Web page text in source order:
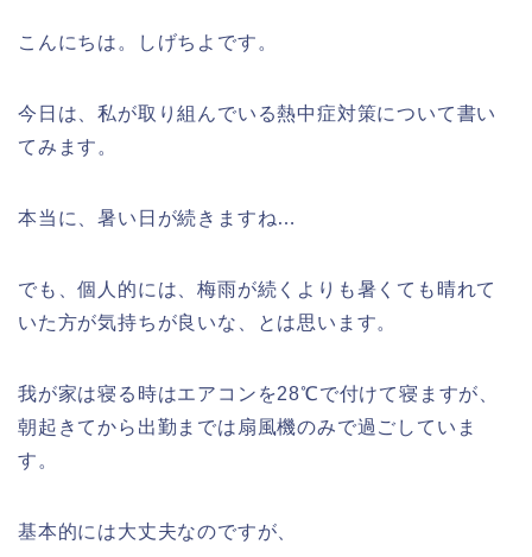
こんにちは。しげちよです。
今日は、私が取り組んでいる熱中症対策について書い
てみます。
本当に、暑い日が続きますね…
でも、個人的には、梅雨が続くよりも暑くても晴れて
いた方が気持ちが良いな、とは思います。
我が家は寝る時はエアコンを28℃で付けて寝ますが、
朝起きてから出勤までは扇風機のみで過ごしていま
す。
基本的には大丈夫なのですが、